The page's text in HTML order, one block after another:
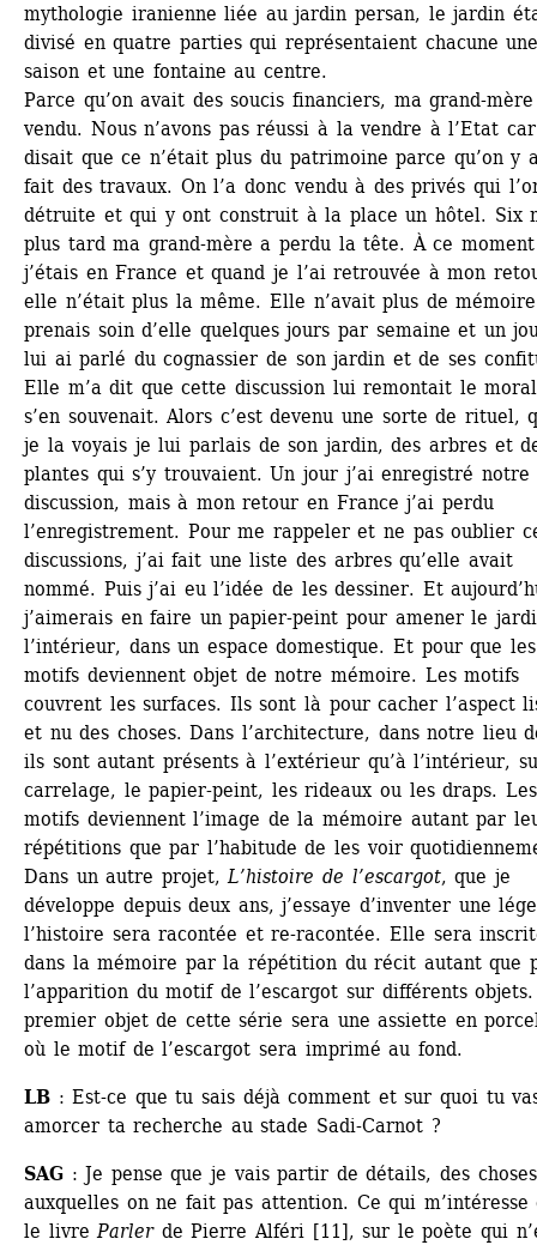
mythologie iranienne liée au jardin persan, le jardin
divisé en quatre parties qui représentaient chacune
saison et une fontaine au centre.
Parce qu’on avait des soucis financiers, ma grand-mère
vendu. Nous n’avons pas réussi à la vendre à l’Etat
disait que ce n’était plus du patrimoine parce qu’on y
fait des travaux. On l’a donc vendu à des privés qui
détruite et qui y ont construit à la place un hôtel. Six
plus tard ma grand-mère a perdu la tête. À ce
j’étais en France et quand je l’ai retrouvée à mon
elle n’était plus la même. Elle n’avait plus de
prenais soin d’elle quelques jours par semaine et un
lui ai parlé du cognassier de son jardin et de ses
Elle m’a dit que cette discussion lui remontait le
s’en souvenait. Alors c’est devenu une sorte de rituel,
je la voyais je lui parlais de son jardin, des arbres et
plantes qui s’y trouvaient. Un jour j’ai enregistré notre
discussion, mais à mon retour en France j’ai perdu
l’enregistrement. Pour me rappeler et ne pas oublier
discussions, j’ai fait une liste des arbres qu’elle avait
nommé. Puis j’ai eu l’idée de les dessiner. Et
j’aimerais en faire un papier-peint pour amener le
l’intérieur, dans un espace domestique. Et pour que les
motifs deviennent objet de notre mémoire. Les motifs
couvrent les surfaces. Ils sont là pour cacher l’aspect
et nu des choses. Dans l’architecture, dans notre lieu
ils sont autant présents à l’extérieur qu’à l’intérieur,
carrelage, le papier-peint, les rideaux ou les draps. Les
motifs deviennent l’image de la mémoire autant par
répétitions que par l’habitude de les voir
Dans un autre projet, L’histoire de l’escargot, que je
développe depuis deux ans, j’essaye d’inventer une
l’histoire sera racontée et re-racontée. Elle sera
dans la mémoire par la répétition du récit autant que
l’apparition du motif de l’escargot sur différents
premier objet de cette série sera une assiette en
où le motif de l’escargot sera imprimé au fond.
LB : Est-ce que tu sais déjà comment et sur quoi tu
amorcer ta recherche au stade Sadi-Carnot ?
SAG : Je pense que je vais partir de détails, des choses
auxquelles on ne fait pas attention. Ce qui m’intéresse
le livre Parlerde Pierre Alféri [11], sur le poète qui